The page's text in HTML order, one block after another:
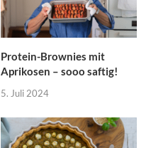
Protein-Brownies mit
Aprikosen – sooo saftig!
5. Juli 2024